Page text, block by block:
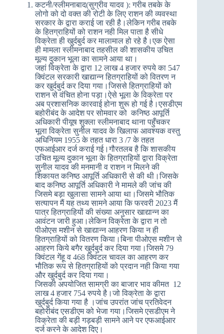
कटनी/स्लीमनाबाद(सुग्रीव यादव ): गरीब तबके के
लोगो को दो वक्त की रोटी के लिए राशन की व्यवस्था
सरकार के द्वारा कराई जा रही है।लेकिन गरीब तबके
के हितग्राहियों को राशन नही मिल पाता है सीधे
विक्रेता ही खुर्दबुर्द कर मालामाल हो रहे है।एक ऐसा
ही मामला स्लीमनाबाद तहसील की शासकीय उचित
मूल्य दुकान भूला का सामने आया था।
जहां विक्रेता के द्वारा 12 लाख 4 हजार रुपये का 547
क्विंटल सरकारी खाद्यान्न हितग्राहियों को वितरण न
कर खुर्दबुर्द कर दिया गया।जिससे हितग्राहियों को
राशन से वंचित होना पड़ा।ऐसे भूला के विक्रेता पर
अब प्रशासनिक कारवाई होना शुरू हो गई है।एसडीएम
बहोरीबंद के आदेश पर सोमवार को कनिष्ठ आपूर्ति
अधिकारी पीयूष शुक्ला स्लीमनाबाद थाना पहुँचकर
भूला विक्रेता सुनील यादव के खिलाफ आवश्यक वस्तु
अधिनियम 1955 के तहत धारा 3 /7 के तहत
एफआईआर दर्ज कराई गई।गौरतलब है कि शासकीय
उचित मूल्य दुकान भूला के हितग्राहियों द्वारा विक्रेता
सुनील यादव की मनमानी व राशन न मिलने की
शिकायत कनिष्ठ आपूर्ति अधिकारी से की थी।जिसके
बाद कनिष्ठ आपूर्ति अधिकारी ने मामले की जांच की
जिसमे बड़ा खुलासा सामने आया था।जिसमे भौतिक
सत्यापन मैं यह तथ्य सामने आया कि फरवरी 2023 मैं
पात्र हितग्राहियों की संख्या अनुसार खाद्यान्न का
आवंटन जारी हुआ।लेकिन विक्रेता के द्वारा न तो
पीओएस मशीन से खाद्यान्न आहरण किया न ही
हितग्राहियों को वितरण किया।बिना पीओएस मशीन से
आहरण किये बगैर खुर्दबुर्द कर दिया गया।जिसमे 79
क्विंटल गेंहू व 468 क्विंटल चावल का आहरण कर
भौतिक रूप से हितग्राहियों को प्रदान नही किया गया
और खुर्दबुर्द कर दिया गया।
जिसकी अपयोजित सामग्री का बाजार भाव कीमत 12
लाख 4 हजार 754 रुपये है।जो विक्रेता के द्वारा
खुर्दबुर्द किया गया है ।जांच उपरांत जांच प्रतिवेदन
बहोरीबंद एसडीएम को भेजा गया।जिसमे एसडीएम ने
विक्रेता की बड़ी गड़बड़ी सामने आने पर एफआईआर
दर्ज करने के आदेश दिए।